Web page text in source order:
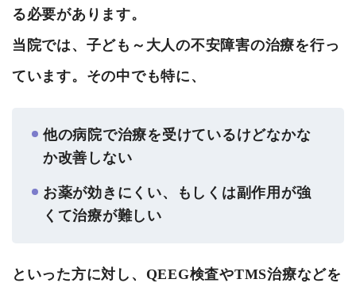
る必要があります。
当院では、子ども～大人の不安障害の治療を行っ
ています。その中でも特に、
他の病院で治療を受けているけどなかな
か改善しない
お薬が効きにくい、もしくは副作用が強
くて治療が難しい
といった方に対し、QEEG検査やTMS治療などを